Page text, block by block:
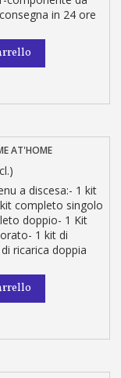
in 24 ore
AT'HOME
a discesa:- 1 kit
completo singolo
doppio- 1 Kit
1 kit di
ricarica doppia